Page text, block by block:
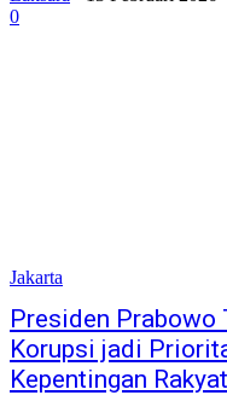
0
Jakarta
Presiden Prabowo
Korupsi jadi
Kepentingan